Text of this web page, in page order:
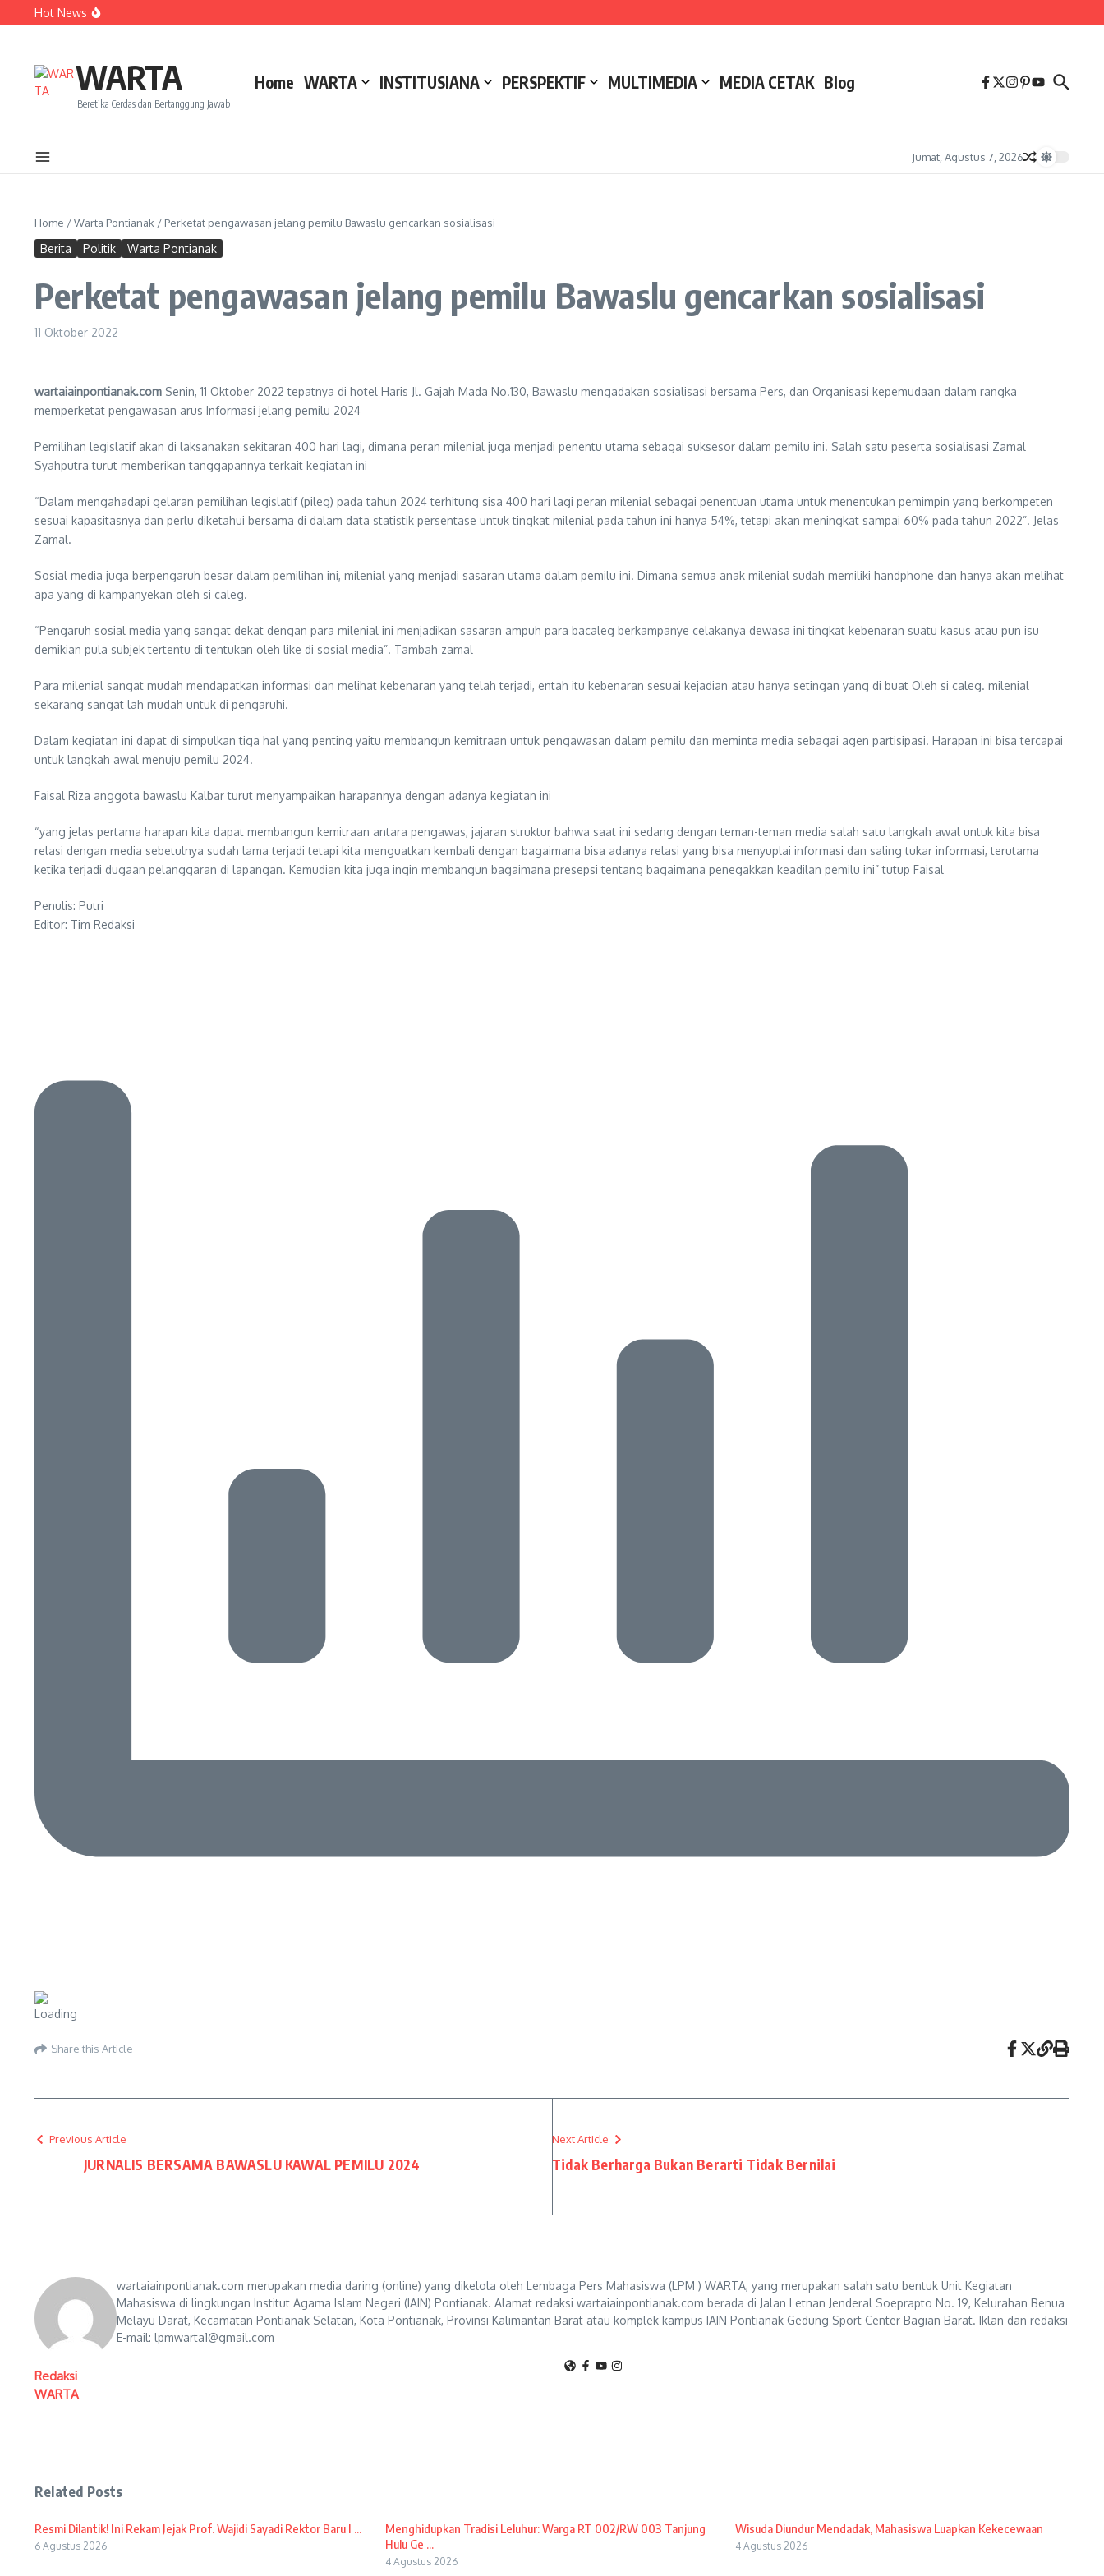
Lewati ke konten
Hot News
Amanah Baru Arskal Salim untuk Kemajuan IAIN Pontianak
WARTA
Beretika Cerdas dan Bertanggung Jawab
Home WARTA INSTITUSIANA PERSPEKTIF MULTIMEDIA MEDIA CETAK Blog
Jumat, Agustus 7, 2026
Home /Warta Pontianak / Perketat pengawasan jelang pemilu Bawaslu gencarkan sosialisasi
Berita Politik Warta Pontianak
Perketat pengawasan jelang pemilu Bawaslu gencarkan sosialisasi
11 Oktober 2022
wartaiainpontianak.com Senin, 11 Oktober 2022 tepatnya di hotel Haris Jl. Gajah Mada No.130, Bawaslu mengadakan sosialisasi bersama Pers, dan Organisasi kepemudaan dalam rangka
memperketat pengawasan arus Informasi jelang pemilu 2024
Pemilihan legislatif akan di laksanakan sekitaran 400 hari lagi, dimana peran milenial juga menjadi penentu utama sebagai suksesor dalam pemilu ini. Salah satu peserta sosialisasi Zamal
Syahputra turut memberikan tanggapannya terkait kegiatan ini
“Dalam mengahadapi gelaran pemilihan legislatif (pileg) pada tahun 2024 terhitung sisa 400 hari lagi peran milenial sebagai penentuan utama untuk menentukan pemimpin yang berkompeten
sesuai kapasitasnya dan perlu diketahui bersama di dalam data statistik persentase untuk tingkat milenial pada tahun ini hanya 54%, tetapi akan meningkat sampai 60% pada tahun 2022”. Jelas
Zamal.
Sosial media juga berpengaruh besar dalam pemilihan ini, milenial yang menjadi sasaran utama dalam pemilu ini. Dimana semua anak milenial sudah memiliki handphone dan hanya akan melihat
apa yang di kampanyekan oleh si caleg.
“Pengaruh sosial media yang sangat dekat dengan para milenial ini menjadikan sasaran ampuh para bacaleg berkampanye celakanya dewasa ini tingkat kebenaran suatu kasus atau pun isu
demikian pula subjek tertentu di tentukan oleh like di sosial media”. Tambah zamal
Para milenial sangat mudah mendapatkan informasi dan melihat kebenaran yang telah terjadi, entah itu kebenaran sesuai kejadian atau hanya setingan yang di buat Oleh si caleg. milenial
sekarang sangat lah mudah untuk di pengaruhi.
Dalam kegiatan ini dapat di simpulkan tiga hal yang penting yaitu membangun kemitraan untuk pengawasan dalam pemilu dan meminta media sebagai agen partisipasi. Harapan ini bisa tercapai
untuk langkah awal menuju pemilu 2024.
Faisal Riza anggota bawaslu Kalbar turut menyampaikan harapannya dengan adanya kegiatan ini
“yang jelas pertama harapan kita dapat membangun kemitraan antara pengawas, jajaran struktur bahwa saat ini sedang dengan teman-teman media salah satu langkah awal untuk kita bisa
relasi dengan media sebetulnya sudah lama terjadi tetapi kita menguatkan kembali dengan bagaimana bisa adanya relasi yang bisa menyuplai informasi dan saling tukar informasi, terutama
ketika terjadi dugaan pelanggaran di lapangan. Kemudian kita juga ingin membangun bagaimana presepsi tentang bagaimana penegakkan keadilan pemilu ini” tutup Faisal
Penulis: Putri
Editor: Tim Redaksi
Share this Article
Previous Article
JURNALIS BERSAMA BAWASLU KAWAL PEMILU 2024
Next Article
Tidak Berharga Bukan Berarti Tidak Bernilai
Redaksi
WARTA
wartaiainpontianak.com merupakan media daring (online) yang dikelola oleh Lembaga Pers Mahasiswa (LPM ) WARTA, yang merupakan salah satu bentuk Unit Kegiatan
Mahasiswa di lingkungan Institut Agama Islam Negeri (IAIN) Pontianak. Alamat redaksi wartaiainpontianak.com berada di Jalan Letnan Jenderal Soeprapto No. 19, Kelurahan Benua
Melayu Darat, Kecamatan Pontianak Selatan, Kota Pontianak, Provinsi Kalimantan Barat atau komplek kampus IAIN Pontianak Gedung Sport Center Bagian Barat. Iklan dan redaksi
E-mail: lpmwarta1@gmail.com
Related Posts
Resmi Dilantik! Ini Rekam Jejak Prof. Wajidi Sayadi Rektor Baru I ...
6 Agustus 2026
Menghidupkan Tradisi Leluhur: Warga RT 002/RW 003 Tanjung
Hulu Ge ...
4 Agustus 2026
Wisuda Diundur Mendadak, Mahasiswa Luapkan Kekecewaan
4 Agustus 2026